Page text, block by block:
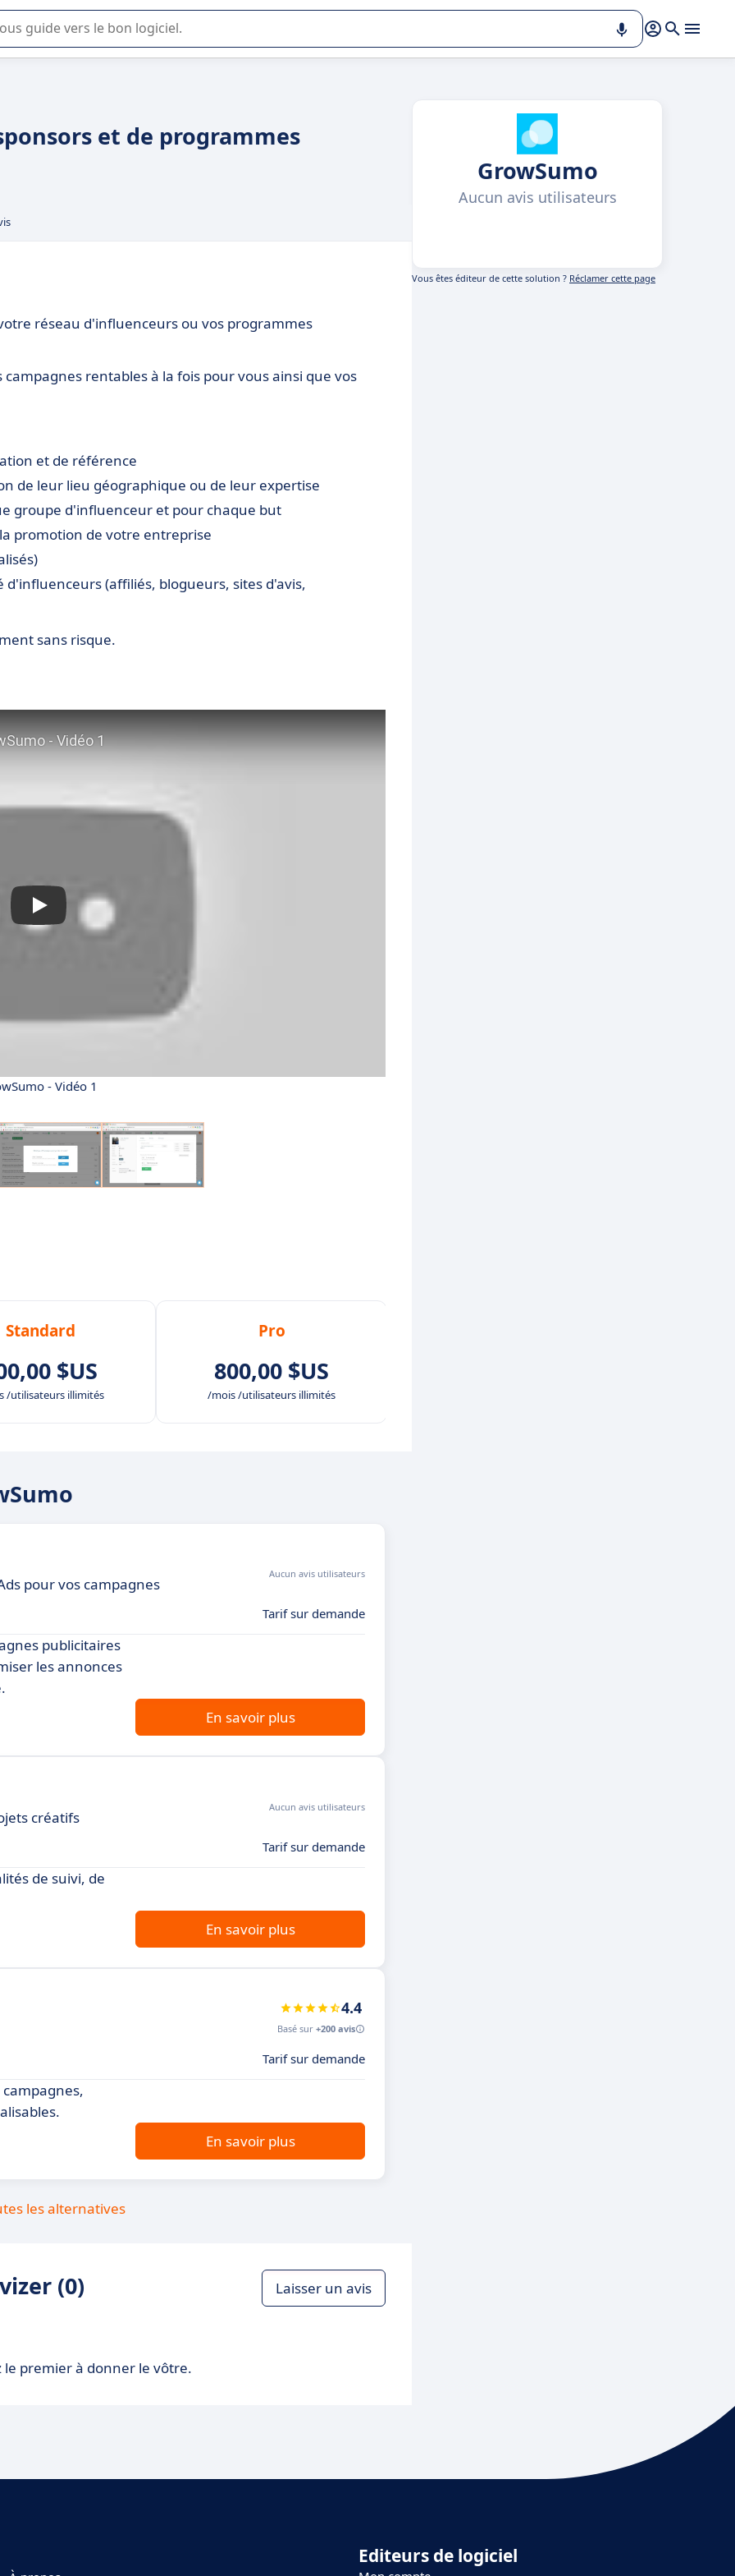
et de programmes
réseau d'influenceurs ou vos programmes
rentables à la fois pour vous ainsi que vos
et de référence
de leur lieu géographique ou de leur expertise
groupe d'influenceur et pour chaque but
promotion de votre entreprise
(affiliés, blogueurs, sites d'avis,
sans risque.
- Vidéo 1
Standard
$US
/utilisateurs illimités
Pro
800,00 $US
/mois /utilisateurs illimités
pour vos campagnes
Aucun avis utilisateurs
Tarif sur demande
publicitaires
les annonces
En savoir plus
créatifs
Aucun avis utilisateurs
Tarif sur demande
de suivi, de
En savoir plus
4.4
Basé sur +200 avis
Tarif sur demande
En savoir plus
les alternatives
(0) Laisser un avis
le premier à donner le vôtre.
GrowSumo
Aucun avis utilisateurs
Vous êtes éditeur de cette solution ? Réclamer cette page
Editeurs de logiciel